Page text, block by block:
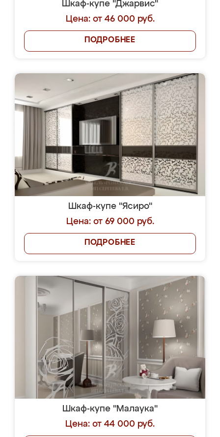
Шкаф-купе "Джарвис"
Цена: от 46 000 руб.
ПОДРОБНЕЕ
Шкаф-купе "Ясиро"
Цена: от 69 000 руб.
ПОДРОБНЕЕ
Шкаф-купе "Малаука"
Цена: от 44 000 руб.